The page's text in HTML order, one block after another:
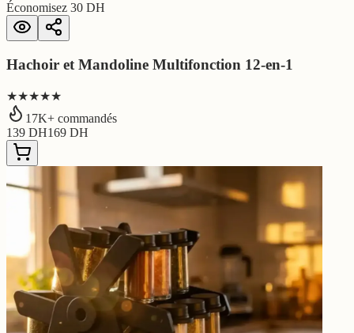
Économisez 30 DH
Hachoir et Mandoline Multifonction 12-en-1
★★★★★
17K+ commandés
139 DH169 DH